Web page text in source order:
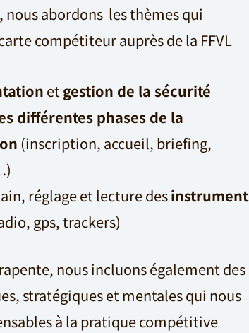
, nous abordons les thèmes qui
compétiteur auprès de la FFVL
etgestion de la sécurité
différentes phases de la
(inscription, accueil, briefing,
réglage et lecture des
gps, trackers)
nous incluons également des
stratégiques et mentales qui nous
à la pratique compétitive